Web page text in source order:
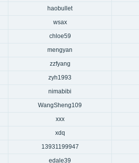
haobullet
wsax
chloe59
mengyan
zzfyang
zyh1993
nimabibi
WangSheng109
xxx
xdq
13931199947
edale39